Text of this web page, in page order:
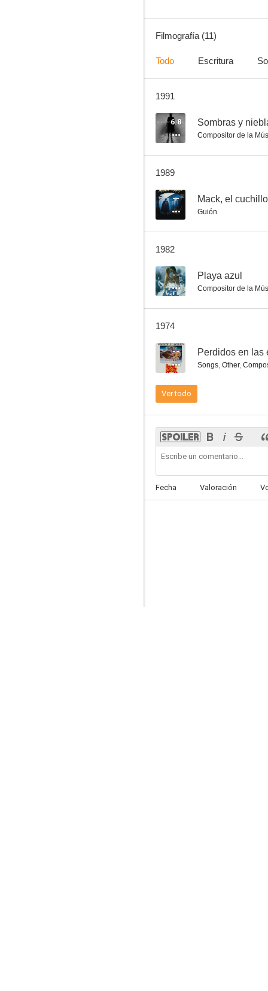
Filmografía (11)
Todo Escritura
1991
6.8 Sombras y
Compositor de la
1989
-- Mack, el cuchillo
Guión
1982
-- Playa azul
Compositor de la
1974
-- Perdidos en las
Songs, Other,
Ver todo
Fecha Valoración